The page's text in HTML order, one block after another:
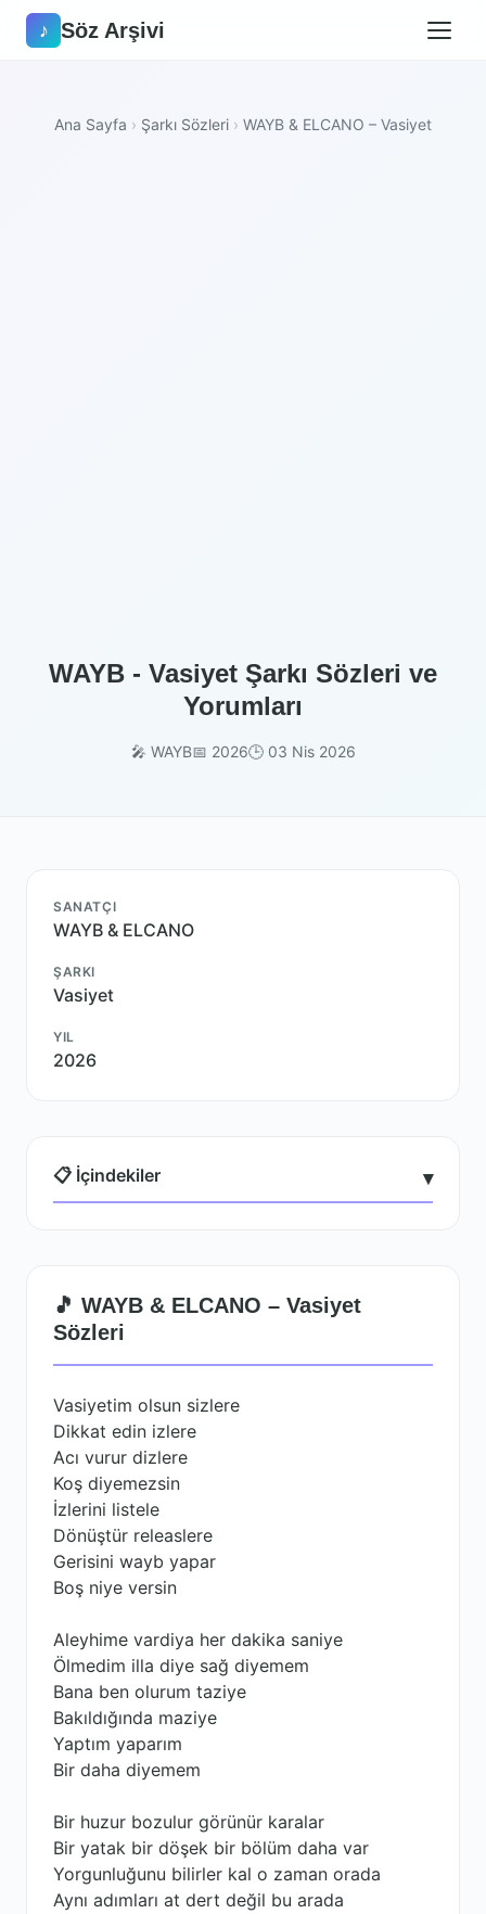
♪ Söz Arşivi
Ana Sayfa › Şarkı Sözleri › WAYB & ELCANO – Vasiyet
WAYB - Vasiyet Şarkı Sözleri ve
Yorumları
🎤 WAYB📅 2026🕒 03 Nis 2026
SANATÇI
WAYB & ELCANO
ŞARKI
Vasiyet
YIL
2026
📋 İçindekiler ▾
🎵 WAYB & ELCANO – Vasiyet
Sözleri
Vasiyetim olsun sizlere
Dikkat edin izlere
Acı vurur dizlere
Koş diyemezsin
İzlerini listele
Dönüştür releaslere
Gerisini wayb yapar
Boş niye versin
Aleyhime vardiya her dakika saniye
Ölmedim illa diye sağ diyemem
Bana ben olurum taziye
Bakıldığında maziye
Yaptım yaparım
Bir daha diyemem
Bir huzur bozulur görünür karalar
Bir yatak bir döşek bir bölüm daha var
Yorgunluğunu bilirler kal o zaman orada
Aynı adımları at dert değil bu arada